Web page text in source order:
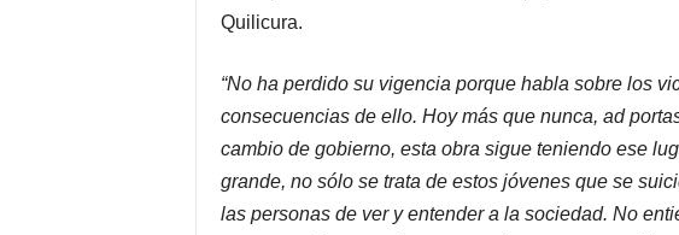
Quilicura.
“No ha perdido su vigencia porque habla sobre los
consecuencias de ello. Hoy más que nunca, ad
cambio de gobierno, esta obra sigue teniendo ese
grande, no sólo se trata de estos jóvenes que se
las personas de ver y entender a la sociedad. No